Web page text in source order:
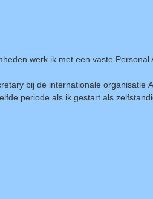
werk ik met een vaste
bij de internationale organisatie
periode als ik gestart als